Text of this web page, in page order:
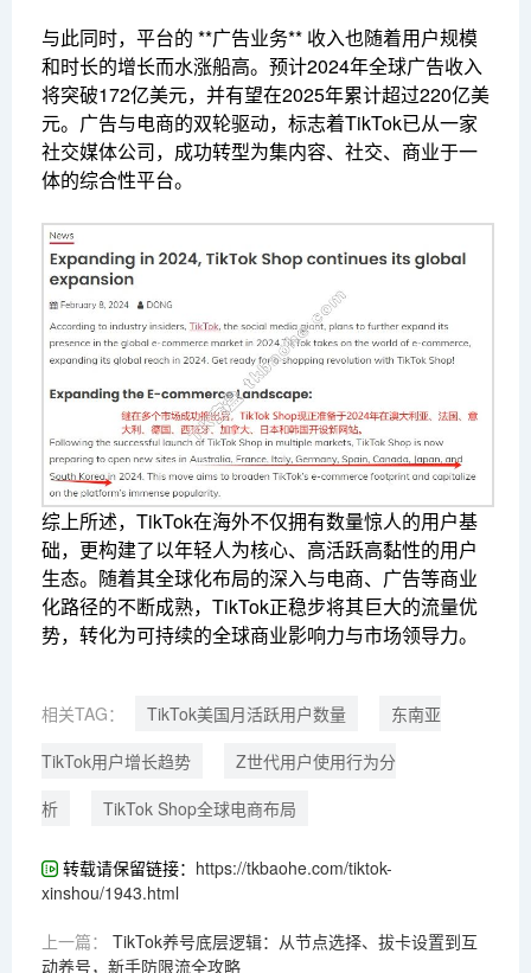
与此同时，平台的 **广告业务** 收入也随着用户规模
和时长的增长而水涨船高。预计2024年全球广告收入
将突破172亿美元，并有望在2025年累计超过220亿美
元。广告与电商的双轮驱动，标志着TikTok已从一家
社交媒体公司，成功转型为集内容、社交、商业于一
体的综合性平台。
综上所述，TikTok在海外不仅拥有数量惊人的用户基
础，更构建了以年轻人为核心、高活跃高黏性的用户
生态。随着其全球化布局的深入与电商、广告等商业
化路径的不断成熟，TikTok正稳步将其巨大的流量优
势，转化为可持续的全球商业影响力与市场领导力。
相关TAG： TikTok美国月活跃用户数量
东南亚
TikTok用户增长趋势
Z世代用户使用行为分
析
TikTok Shop全球电商布局
转载请保留链接： https://tkbaohe.com/tiktok-
xinshou/1943.html
上一篇：
TikTok养号底层逻辑：从节点选择、拔卡设置到互
动养号，新手防限流全攻略